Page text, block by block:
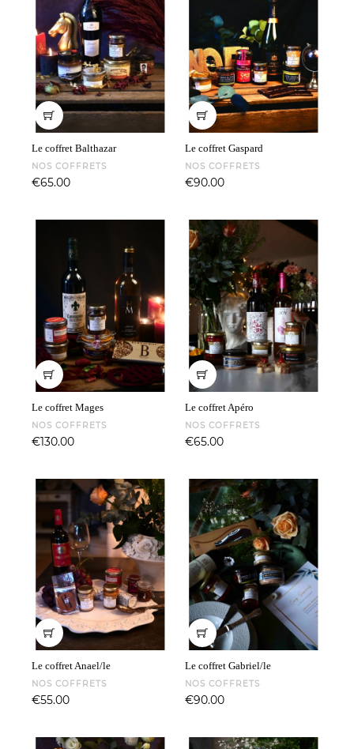
Le coffret Balthazar
NOS COFFRETS
Price
€65.00
Le coffret Gaspard
NOS COFFRETS
Price
€90.00
Le coffret Mages
NOS COFFRETS
Price
€130.00
Le coffret Apéro
NOS COFFRETS
Price
€65.00
Le coffret Anael/le
NOS COFFRETS
Price
€55.00
Le coffret Gabriel/le
NOS COFFRETS
Price
€90.00